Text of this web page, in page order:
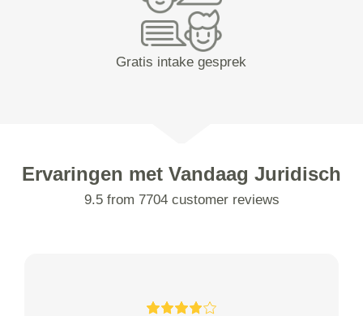
Gratis intake gesprek
Ervaringen met Vandaag Juridisch
9.5 from 7704 customer reviews